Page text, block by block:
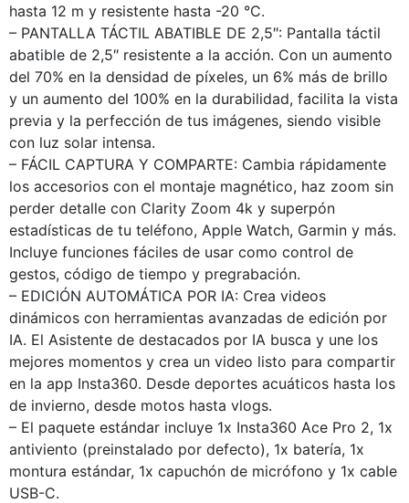
hasta 12 m y resistente hasta -20 °C.
– PANTALLA TÁCTIL ABATIBLE DE 2,5″: Pantalla táctil
abatible de 2,5″ resistente a la acción. Con un aumento
del 70% en la densidad de píxeles, un 6% más de brillo
y un aumento del 100% en la durabilidad, facilita la vista
previa y la perfección de tus imágenes, siendo visible
con luz solar intensa.
– FÁCIL CAPTURA Y COMPARTE: Cambia rápidamente
los accesorios con el montaje magnético, haz zoom sin
perder detalle con Clarity Zoom 4k y superpón
estadísticas de tu teléfono, Apple Watch, Garmin y más.
Incluye funciones fáciles de usar como control de
gestos, código de tiempo y pregrabación.
– EDICIÓN AUTOMÁTICA POR IA: Crea videos
dinámicos con herramientas avanzadas de edición por
IA. El Asistente de destacados por IA busca y une los
mejores momentos y crea un video listo para compartir
en la app Insta360. Desde deportes acuáticos hasta los
de invierno, desde motos hasta vlogs.
– El paquete estándar incluye 1x Insta360 Ace Pro 2, 1x
antiviento (preinstalado por defecto), 1x batería, 1x
montura estándar, 1x capuchón de micrófono y 1x cable
USB-C.